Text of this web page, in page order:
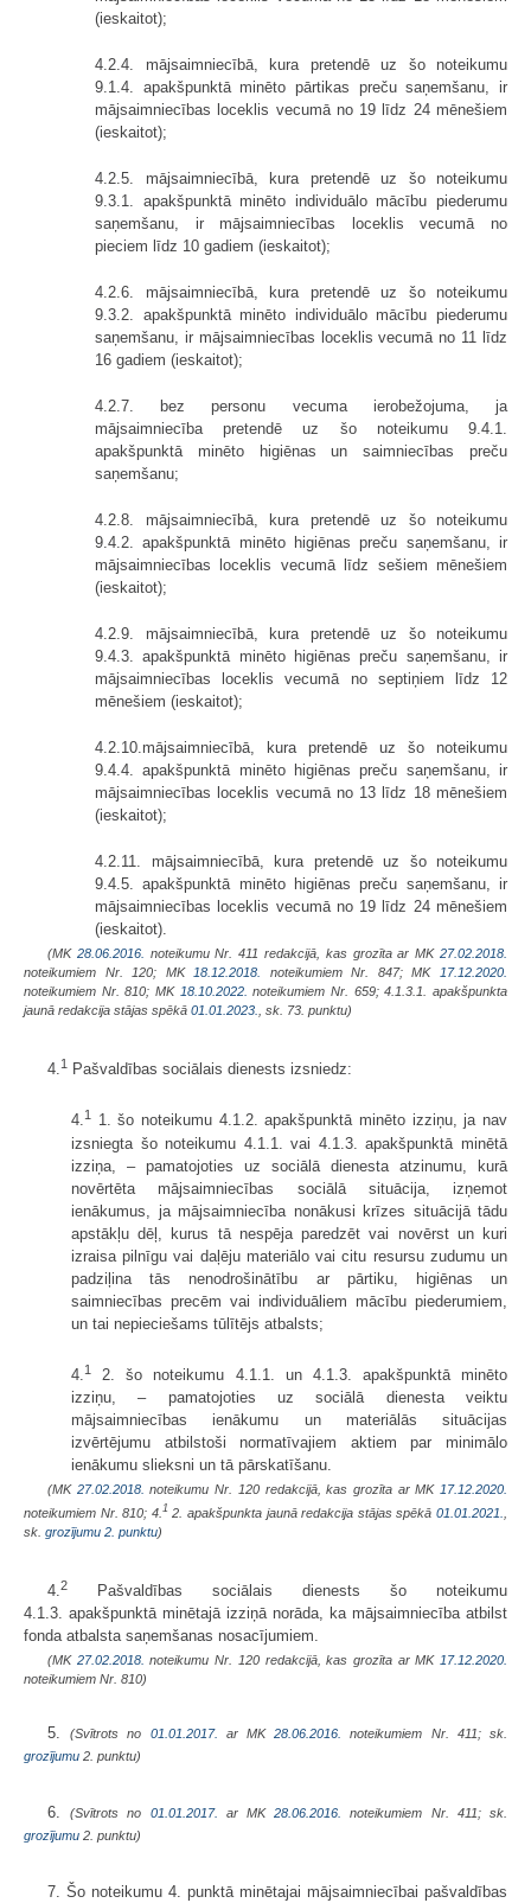
(ieskaitot);
4.2.4. mājsaimniecībā, kura pretendē uz šo noteikumu
9.1.4. apakšpunktā minēto pārtikas preču saņemšanu, ir
mājsaimniecības loceklis vecumā no 19 līdz 24 mēnešiem
(ieskaitot);
4.2.5. mājsaimniecībā, kura pretendē uz šo noteikumu
9.3.1. apakšpunktā minēto individuālo mācību piederumu
saņemšanu, ir mājsaimniecības loceklis vecumā no
pieciem līdz 10 gadiem (ieskaitot);
4.2.6. mājsaimniecībā, kura pretendē uz šo noteikumu
9.3.2. apakšpunktā minēto individuālo mācību piederumu
saņemšanu, ir mājsaimniecības loceklis vecumā no 11 līdz
16 gadiem (ieskaitot);
4.2.7. bez personu vecuma ierobežojuma, ja
mājsaimniecība pretendē uz šo noteikumu 9.4.1.
apakšpunktā minēto higiēnas un saimniecības preču
saņemšanu;
4.2.8. mājsaimniecībā, kura pretendē uz šo noteikumu
9.4.2. apakšpunktā minēto higiēnas preču saņemšanu, ir
mājsaimniecības loceklis vecumā līdz sešiem mēnešiem
(ieskaitot);
4.2.9. mājsaimniecībā, kura pretendē uz šo noteikumu
9.4.3. apakšpunktā minēto higiēnas preču saņemšanu, ir
mājsaimniecības loceklis vecumā no septiņiem līdz 12
mēnešiem (ieskaitot);
4.2.10.mājsaimniecībā, kura pretendē uz šo noteikumu
9.4.4. apakšpunktā minēto higiēnas preču saņemšanu, ir
mājsaimniecības loceklis vecumā no 13 līdz 18 mēnešiem
(ieskaitot);
4.2.11. mājsaimniecībā, kura pretendē uz šo noteikumu
9.4.5. apakšpunktā minēto higiēnas preču saņemšanu, ir
mājsaimniecības loceklis vecumā no 19 līdz 24 mēnešiem
(ieskaitot).
(MK 28.06.2016. noteikumu Nr. 411 redakcijā, kas grozīta ar MK27.02.2018.
noteikumiem Nr. 120; MK 18.12.2018. noteikumiem Nr. 847; MK 17.12.2020.
noteikumiem Nr. 810; MK 18.10.2022. noteikumiem Nr. 659;4.1.3.1. apakšpunkta
jaunā redakcija stājas spēkā 01.01.2023. , sk. 73. punktu)
4.1 Pašvaldības sociālais dienests izsniedz:
4.1
1. šo noteikumu 4.1.2. apakšpunktā minēto izziņu, ja nav
izsniegta šo noteikumu 4.1.1. vai 4.1.3. apakšpunktā minētā
izziņa, – pamatojoties uz sociālā dienesta atzinumu, kurā
novērtēta mājsaimniecības sociālā situācija, izņemot
ienākumus, ja mājsaimniecība nonākusi krīzes situācijā tādu
apstākļu dēļ, kurus tā nespēja paredzēt vai novērst un kuri
izraisa pilnīgu vai daļēju materiālo vai citu resursu zudumu un
padziļina tās nenodrošinātību ar pārtiku, higiēnas un
saimniecības precēm vai individuāliem mācību piederumiem,
un tai nepieciešams tūlītējs atbalsts;
4. 1
2. šo noteikumu 4.1.1. un 4.1.3. apakšpunktā minēto
izziņu, – pamatojoties uz sociālā dienesta veiktu
mājsaimniecības ienākumu un materiālās situācijas
izvērtējumu atbilstoši normatīvajiem aktiem par minimālo
ienākumu slieksni un tā pārskatīšanu.
(MK 27.02.2018. noteikumu Nr. 120 redakcijā, kas grozīta ar MK 17.12.2020.
noteikumiem Nr. 810; 4. 1 2. apakšpunkta jaunā redakcija stājas spēkā01.01.2021.
sk. grozījumu 2. punktu)
4. 2
Pašvaldības sociālais dienests šo noteikumu
4.1.3. apakšpunktā minētajā izziņā norāda, ka mājsaimniecība atbilst
fonda atbalsta saņemšanas nosacījumiem.
(MK 27.02.2018. noteikumu Nr. 120 redakcijā, kas grozīta ar MK 17.12.2020.
noteikumiem Nr. 810)
5.(Svītrots no 01.01.2017. ar MK28.06.2016.
noteikumiem Nr. 411; sk.
grozījumu 2. punktu)
6.(Svītrots no 01.01.2017. ar MK28.06.2016.
noteikumiem Nr. 411; sk.
grozījumu 2. punktu)
7. Šo noteikumu 4. punktā minētajai mājsaimniecībai pašvaldības